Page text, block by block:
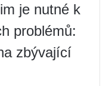
je nutné k
problémů:
zbývající